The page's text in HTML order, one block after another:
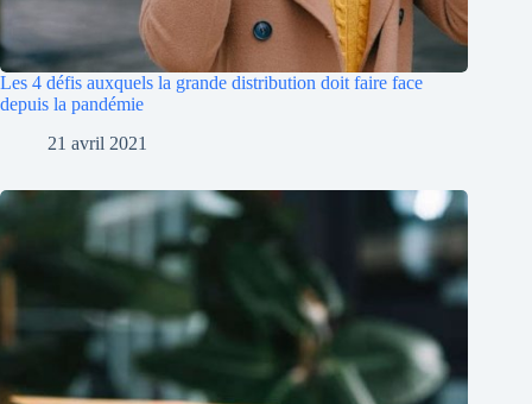
Les 4 défis auxquels la grande distribution doit faire face
depuis la pandémie
21 avril 2021